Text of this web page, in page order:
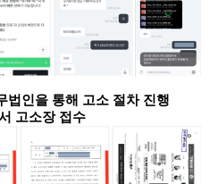
법인을 통해 고소 절차 진행
고소장 접수